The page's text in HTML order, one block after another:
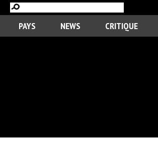
PAYS NEWS CRITIQUE